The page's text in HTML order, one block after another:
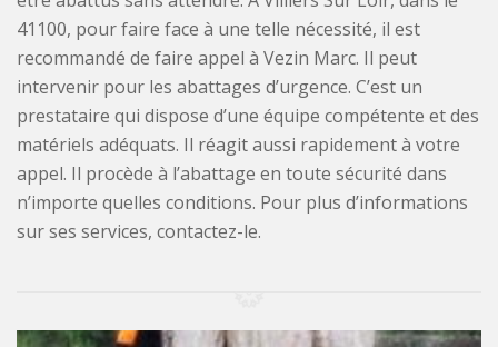
41100, pour faire face à une telle nécessité, il est
recommandé de faire appel à Vezin Marc. Il peut
intervenir pour les abattages d’urgence. C’est un
prestataire qui dispose d’une équipe compétente et des
matériels adéquats. Il réagit aussi rapidement à votre
appel. Il procède à l’abattage en toute sécurité dans
n’importe quelles conditions. Pour plus d’informations
sur ses services, contactez-le.